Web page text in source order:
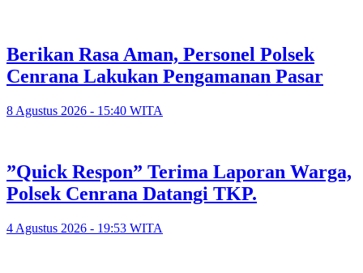
‎Berikan Rasa Aman, Personel Polsek
Cenrana Lakukan Pengamanan Pasar
8 Agustus 2026 - 15:40 WITA
‎”Quick Respon” Terima Laporan Warga,
Polsek Cenrana Datangi TKP.
4 Agustus 2026 - 19:53 WITA